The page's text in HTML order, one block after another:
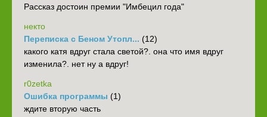
Рассказ достоин премии "Имбецил года"
некто
Переписка с Беном Утопл... (12)
какого катя вдруг стала светой?. она что имя вдруг
изменила?. нет ну а вдруг!
r0zetka
Ошибка программы (1)
ждите вторую часть